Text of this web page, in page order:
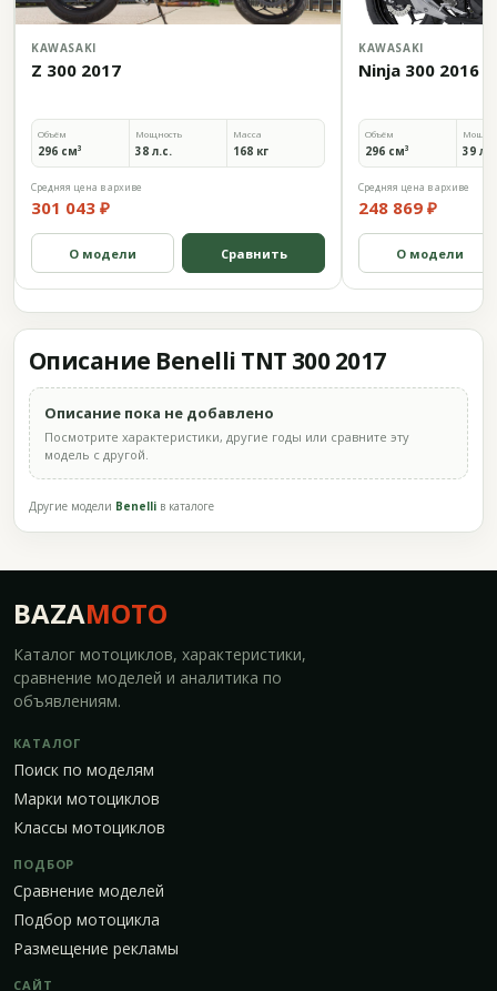
KAWASAKI
Z 300 2017
Объём
296 см³
Мощность
38 л.с.
Масса
168 кг
Средняя цена в архиве
301 043 ₽
О модели Сравнить
KAWASAKI
Ninja 300 2016
Объём
296 см³ 39
Средняя цена в архиве
248 869 ₽
О модели
Описание Benelli TNT 300 2017
Описание пока не добавлено
Посмотрите характеристики, другие годы или сравните эту
модель с другой.
Другие модели Benelli в каталоге
BAZAMOTO
Каталог мотоциклов, характеристики,
сравнение моделей и аналитика по
объявлениям.
КАТАЛОГ
Поиск по моделям
Марки мотоциклов
Классы мотоциклов
ПОДБОР
Сравнение моделей
Подбор мотоцикла
Размещение рекламы
САЙТ